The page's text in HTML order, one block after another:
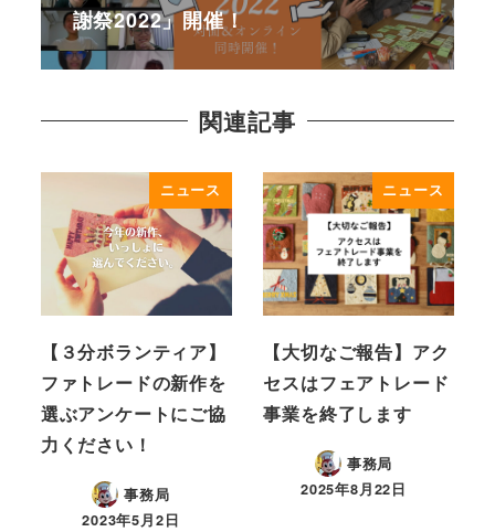
謝祭2022」開催！
関連記事
ニュース
【３分ボランティア】
ファトレードの新作を
選ぶアンケートにご協
力ください！
事務局
2023年5月2日
ニュース
【大切なご報告】アク
セスはフェアトレード
事業を終了します
事務局
2025年8月22日